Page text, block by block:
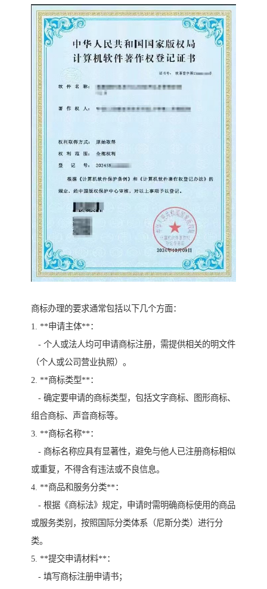
商标办理的要求通常包括以下几个方面：
1. **申请主体**：
- 个人或法人均可申请商标注册，需提供相关的明文件
（个人或公司营业执照）。
2. **商标类型**：
- 确定要申请的商标类型，包括文字商标、图形商标、
组合商标、声音商标等。
3. **商标名称**：
- 商标名称应具有显著性，避免与他人已注册商标相似
或重复，不得含有违法或不良信息。
4. **商品和服务分类**：
- 根据《商标法》规定，申请时需明确商标使用的商品
或服务类别，按照国际分类体系（尼斯分类）进行分
类。
5. **提交申请材料**：
- 填写商标注册申请书；